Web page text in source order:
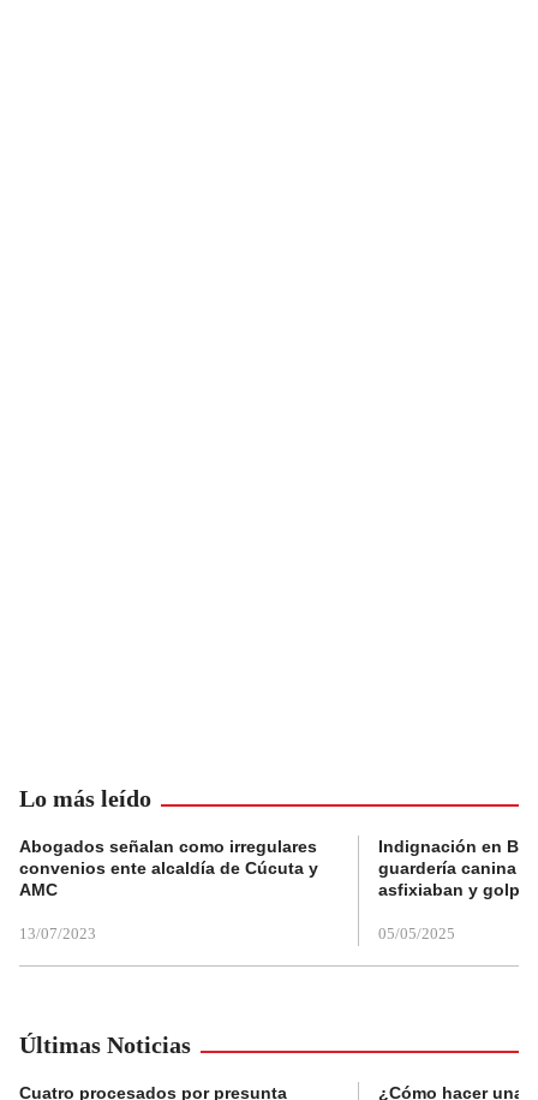
Lo más leído
Abogados señalan como irregulares
convenios ente alcaldía de Cúcuta y
AMC
13/07/2023
Indignación en
guardería canina
asfixiaban y
05/05/2025
Últimas Noticias
Cuatro procesados por presunta
¿Cómo hacer una